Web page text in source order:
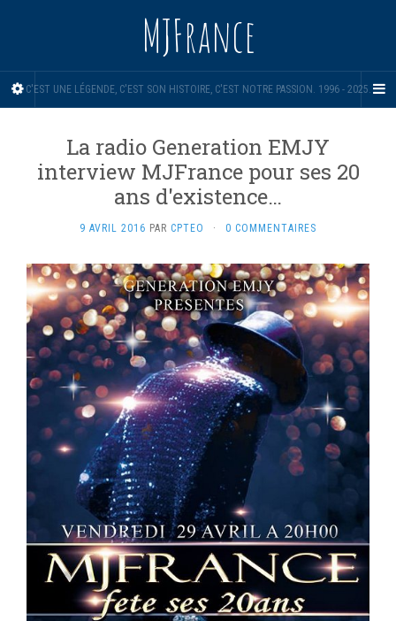
MJFrance
C'EST UNE LÉGENDE, C'EST SON HISTOIRE, C'EST NOTRE PASSION. 1996 - 2025.
La radio Generation EMJY
interview MJFrance pour ses 20
ans d'existence…
9 AVRIL 2016 PAR CPTEO · 0 COMMENTAIRES